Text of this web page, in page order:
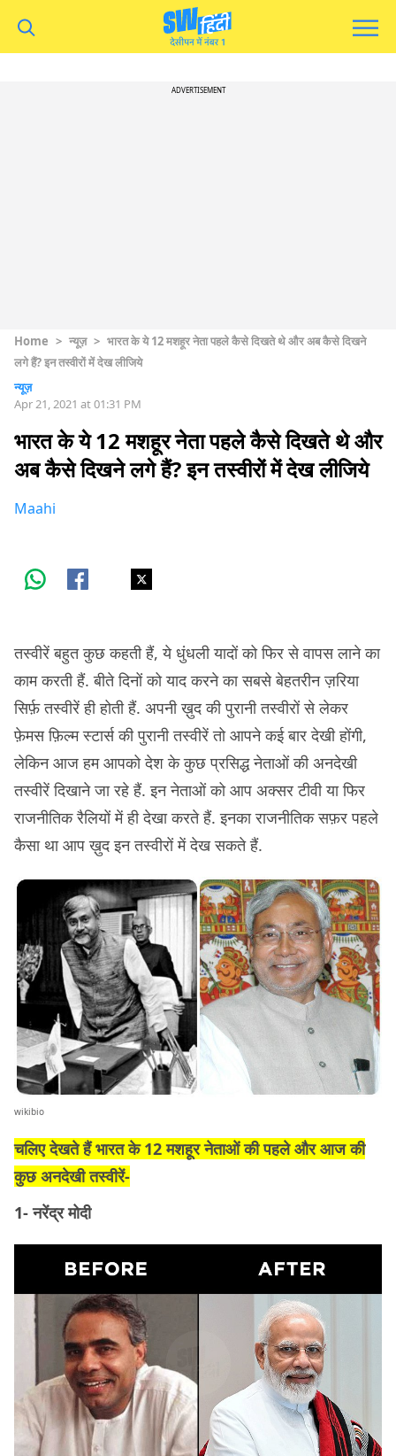
ADVERTISEMENT
Home > न्यूज़ > भारत के ये 12 मशहूर नेता पहले कैसे दिखते थे और अब कैसे दिखने
लगे हैं? इन तस्वीरों में देख लीजिये
न्यूज़
Apr 21, 2021 at 01:31 PM
भारत के ये 12 मशहूर नेता पहले कैसे दिखते थे और
अब कैसे दिखने लगे हैं? इन तस्वीरों में देख लीजिये
Maahi
तस्वीरें बहुत कुछ कहती हैं, ये धुंधली यादों को फिर से वापस लाने का
काम करती हैं. बीते दिनों को याद करने का सबसे बेहतरीन ज़रिया
सिर्फ़ तस्वीरें ही होती हैं. अपनी ख़ुद की पुरानी तस्वीरों से लेकर
फ़ेमस फ़िल्म स्टार्स की पुरानी तस्वीरें तो आपने कई बार देखी होंगी,
लेकिन आज हम आपको देश के कुछ प्रसिद्ध नेताओं की अनदेखी
तस्वीरें दिखाने जा रहे हैं. इन नेताओं को आप अक्सर टीवी या फिर
राजनीतिक रैलियों में ही देखा करते हैं. इनका राजनीतिक सफ़र पहले
कैसा था आप ख़ुद इन तस्वीरों में देख सकते हैं.
wikibio
चलिए देखते हैं भारत के 12 मशहूर नेताओं की पहले और आज की
कुछ अनदेखी तस्वीरें-
1- नरेंद्र मोदी